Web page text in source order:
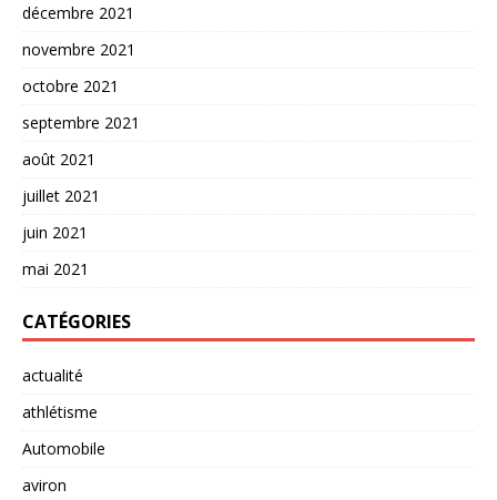
décembre 2021
novembre 2021
octobre 2021
septembre 2021
août 2021
juillet 2021
juin 2021
mai 2021
CATÉGORIES
actualité
athlétisme
Automobile
aviron